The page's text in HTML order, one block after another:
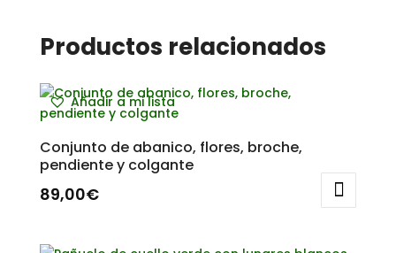
Productos relacionados
Añadir a mi lista
Conjunto de abanico, flores, broche,
pendiente y colgante
89,00€